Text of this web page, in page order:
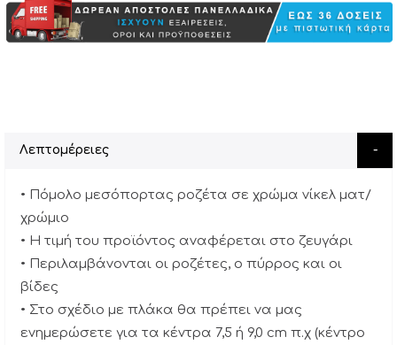
Λεπτομέρειες
• Πόμολο μεσόπορτας ροζέτα σε χρώμα νίκελ ματ/
χρώμιο
• Η τιμή του προϊόντος αναφέρεται στο ζευγάρι
• Περιλαμβάνονται οι ροζέτες, ο πύρρος και οι
βίδες
• Στο σχέδιο με πλάκα θα πρέπει να μας
ενημερώσετε για τα κέντρα 7,5 ή 9,0 cm π.χ (κέντρο